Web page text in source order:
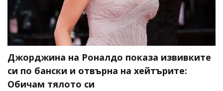
Джорджина на Роналдо показа извивките
си по бански и отвърна на хейтърите:
Обичам тялото си